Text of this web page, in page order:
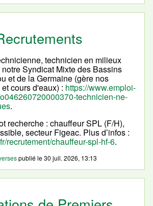
technicien en milieux
Syndicat Mixte des Bassins
et de la Germaine (gère nos
cours d'eaux) : https://www.emploi-
technicien-ne-
.
recherche : chauffeur SPL (F/H),
secteur Figeac. Plus d’infos :
recrutement/chauffeur-spl-hf-6.
publié le30 juil. 2026, 13:13